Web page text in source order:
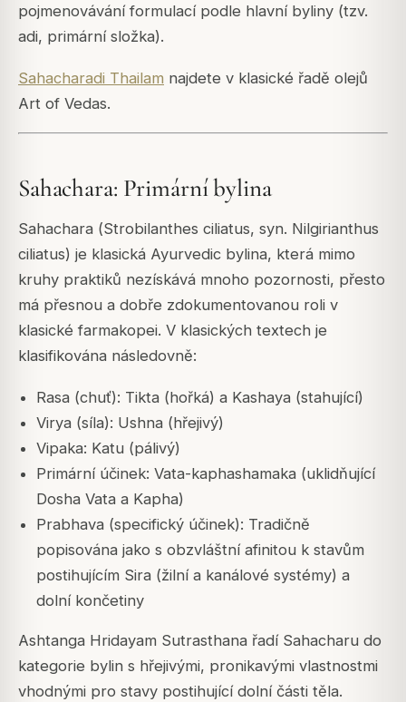
pojmenovávání formulací podle hlavní byliny (tzv.
adi, primární složka).
Sahacharadi Thailam najdete v klasické řadě olejů
Art of Vedas.
Sahachara: Primární bylina
Sahachara (Strobilanthes ciliatus, syn. Nilgirianthus
ciliatus) je klasická Ayurvedic bylina, která mimo
kruhy praktiků nezískává mnoho pozornosti, přesto
má přesnou a dobře zdokumentovanou roli v
klasické farmakopei. V klasických textech je
klasifikována následovně:
Rasa (chuť): Tikta (hořká) a Kashaya (stahující)
Virya (síla): Ushna (hřejivý)
Vipaka: Katu (pálivý)
Primární účinek: Vata-kaphashamaka (uklidňující
Dosha Vata a Kapha)
Prabhava (specifický účinek): Tradičně
popisována jako s obzvláštní afinitou k stavům
postihujícím Sira (žilní a kanálové systémy) a
dolní končetiny
Ashtanga Hridayam Sutrasthana řadí Sahacharu do
kategorie bylin s hřejivými, pronikavými vlastnostmi
vhodnými pro stavy postihující dolní části těla.